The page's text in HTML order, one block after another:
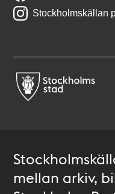
Stockholmskällan
mellan arkiv,